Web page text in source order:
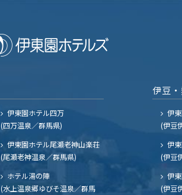
伊東園ホテル四万
(四万温泉／群馬県)
伊東園ホテル尾瀬老神山楽荘
(尾瀬老神温泉／群馬県)
ホテル湯の陣
(水上温泉郷ゆびそ温泉／群馬
伊豆
伊
(伊豆
伊
(伊豆
伊
(伊豆